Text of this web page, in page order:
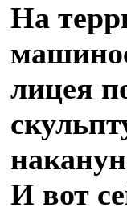
На
лицея
И вот